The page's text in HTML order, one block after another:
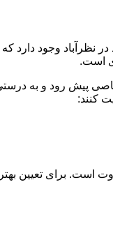
نظرآباد وجود دارد
است.
پیش رود و به
کنند:
است. برای تعیین